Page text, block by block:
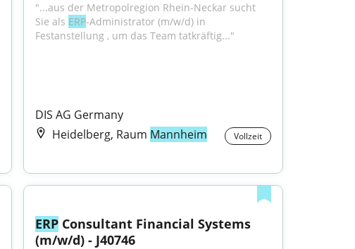
"...aus der Metropolregion Rhein-Neckar sucht
Sie als ERP-Administrator (m/w/d) in
Festanstellung , um das Team tatkräftig..."
DIS AG Germany
Heidelberg, Raum Mannheim Vollzeit
ERP Consultant Financial Systems
(m/w/d) - J40746